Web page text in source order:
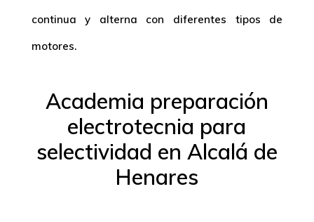
continua y alterna con diferentes tipos de
motores.
Academia preparación
electrotecnia para
selectividad en Alcalá de
Henares